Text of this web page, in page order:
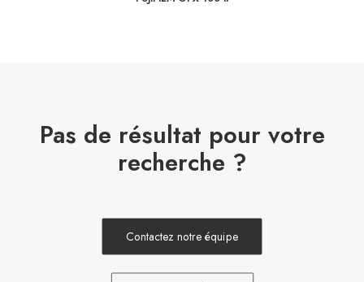
Pas de résultat pour votre
recherche ?
Contactez notre équipe